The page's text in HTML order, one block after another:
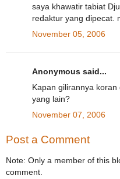
saya khawatir tabiat
redaktur yang dipecat.
November 05, 2006
Anonymous said...
Kapan gilirannya
yang lain?
November 07, 2006
Post a Comment
Note: Only a member of this
comment.